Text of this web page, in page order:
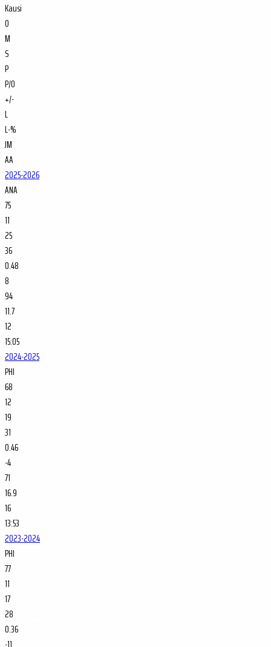
Kausi
O
M
S
P
P/O
+/-
L
L-%
JM
AA
2025-2026
ANA
75
11
25
36
0.48
8
94
11.7
12
15:05
2024-2025
PHI
68
12
19
31
0.46
-4
71
16.9
16
13:53
2023-2024
PHI
77
11
17
28
0.36